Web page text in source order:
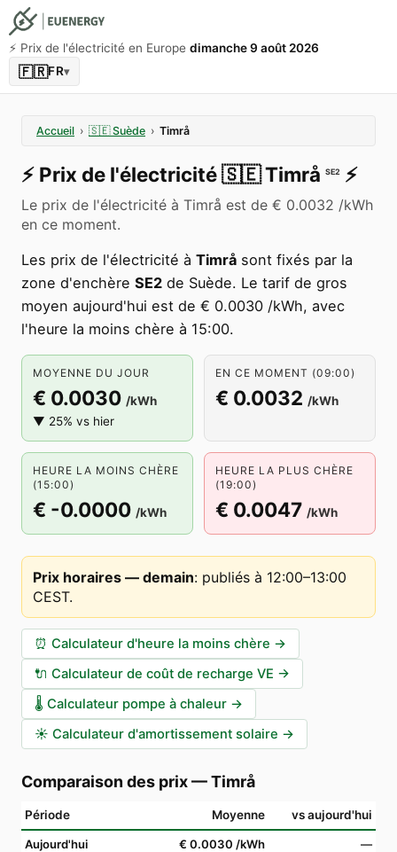
⚡️ Prix de l'électricité en Europe dimanche 9 août 2026
🇫🇷FR▾
Accueil › 🇸🇪 Suède › Timrå
⚡️ Prix de l'électricité🇸🇪Timrå SE2 ⚡️
Le prix de l'électricité à Timrå est de € 0.0032 /kWh
en ce moment.
Les prix de l'électricité à Timrå sont fixés par la
zone d'enchère SE2 de Suède. Le tarif de gros
moyen aujourd'hui est de € 0.0030 /kWh, avec
l'heure la moins chère à 15:00.
MOYENNE DU JOUR
€ 0.0030 /kWh
▼ 25% vs hier
EN CE MOMENT (09:00)
€ 0.0032 /kWh
HEURE LA MOINS CHÈRE
(15:00)
€ -0.0000 /kWh
HEURE LA PLUS CHÈRE
(19:00)
€ 0.0047 /kWh
Prix horaires — demain: publiés à 12:00–13:00
CEST.
⏰ Calculateur d'heure la moins chère →
🔌 Calculateur de coût de recharge VE →
🌡️ Calculateur pompe à chaleur →
☀️ Calculateur d'amortissement solaire →
Comparaison des prix—Timrå
Période Moyenne vs aujourd'hui
Aujourd'hui € 0.0030 /kWh
—